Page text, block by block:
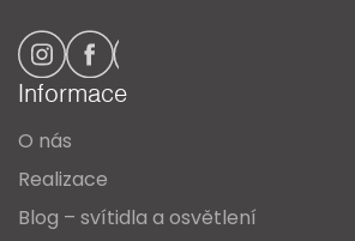
Informace
O nás
Realizace
Blog – svítidla a osvětlení